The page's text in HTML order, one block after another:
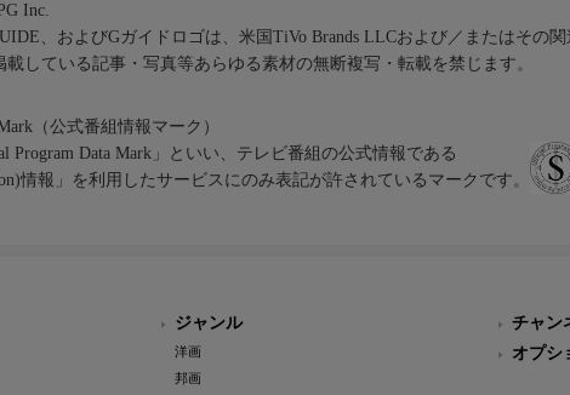
Inc.
、およびGガイドロゴは、米国TiVo Brands LLCおよび／またはその
載している記事・写真等あらゆる素材の無断複写・転載を禁じます。
（公式番組情報マーク）
Program Data Mark」といい、テレビ番組の公式情報である
情報」を利用したサービスにのみ表記が許されているマークです。
ジャンル
洋画
邦画
チャン
オプシ